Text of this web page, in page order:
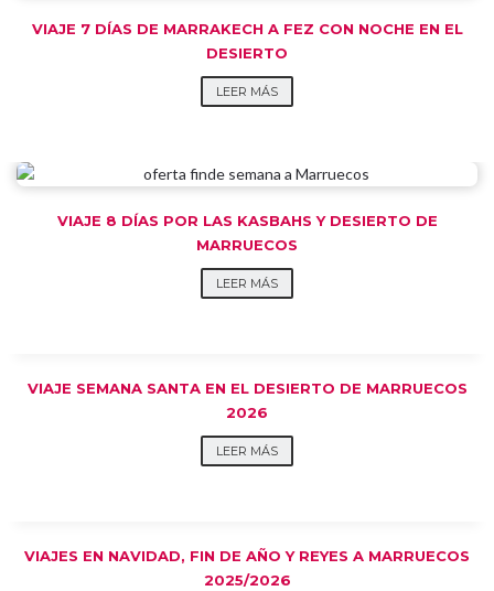
VIAJE 7 DÍAS DE MARRAKECH A FEZ CON NOCHE EN EL
DESIERTO
LEER MÁS
VIAJE 8 DÍAS POR LAS KASBAHS Y DESIERTO DE
MARRUECOS
LEER MÁS
VIAJE SEMANA SANTA EN EL DESIERTO DE MARRUECOS
2026
LEER MÁS
VIAJES EN NAVIDAD, FIN DE AÑO Y REYES A MARRUECOS
2025/2026